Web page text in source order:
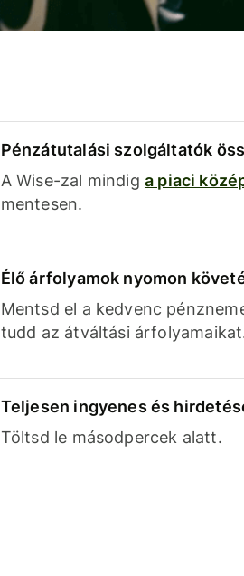
Pénzátutalási szolgáltatók
A Wise-zal mindig a piaci
mentesen.
Élő árfolyamok nyomon
Mentsd el a kedvenc
tudd az átváltási
Teljesen ingyenes és
Töltsd le másodpercek alatt.